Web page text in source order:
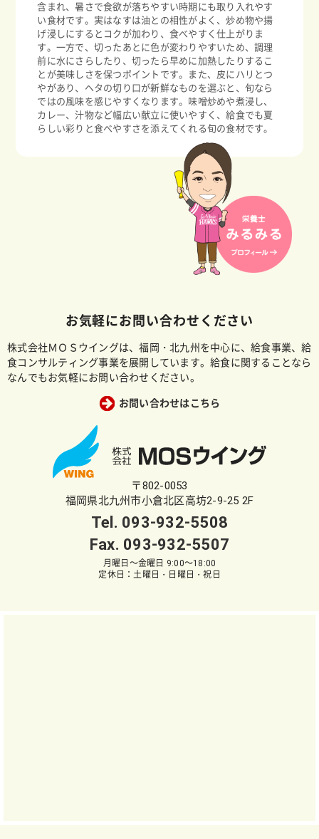
含まれ、暑さで食欲が落ちやすい時期にも取り入れやす
い食材です。実はなすは油との相性がよく、炒め物や揚
げ浸しにするとコクが加わり、食べやすく仕上がりま
す。一方で、切ったあとに色が変わりやすいため、調理
前に水にさらしたり、切ったら早めに加熱したりするこ
とが美味しさを保つポイントです。また、皮にハリとつ
やがあり、ヘタの切り口が新鮮なものを選ぶと、旬なら
ではの風味を感じやすくなります。味噌炒めや煮浸し、
カレー、汁物など幅広い献立に使いやすく、給食でも夏
らしい彩りと食べやすさを添えてくれる旬の食材です。
お気軽にお問い合わせください
株式会社ＭＯＳウイングは、福岡・北九州を中心に、給食事業、給
食コンサルティング事業を展開しています。給食に関することなら
なんでもお気軽にお問い合わせください。
お問い合わせはこちら
〒802-0053
福岡県北九州市小倉北区高坊2-9-25 2F
Tel. 093-932-5508
Fax. 093-932-5507
月曜日～金曜日 9:00～18:00
定休日：土曜日・日曜日・祝日